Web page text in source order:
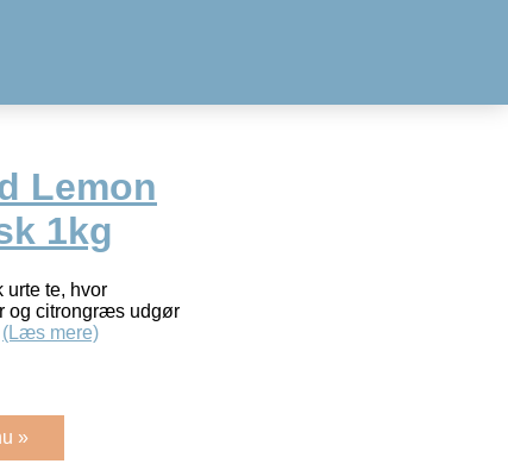
Lemon
1kg
urte te, hvor
og citrongræs udgør
(Læs mere)
»